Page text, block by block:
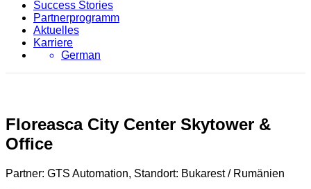
Success Stories
Partnerprogramm
Aktuelles
Karriere
German
Floreasca City Center Skytower &
Office
Partner: GTS Automation, Standort: Bukarest / Rumänien